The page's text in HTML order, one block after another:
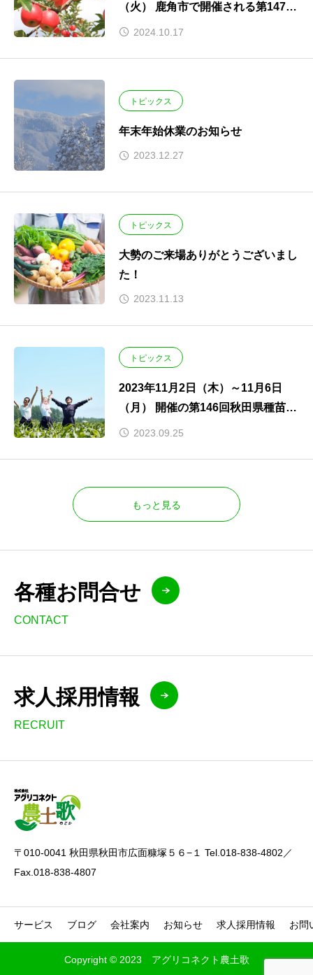
（火） 鹿角市で開催される第147回
秋田県種苗交換会に出展します！
2024.10.17
トピックス
年末年始休業のお知らせ
2023.12.27
トピックス
大勢のご来場ありがとうございまし
た！
2023.11.13
トピックス
2023年11月2日（木）～11月6日
（月） 開催の第146回秋田県種苗交
換会に出展します！
2023.09.25
もっと見る
各種お問合せ
CONTACT
求人採用情報
RECRUIT
〒010-0041 秋田県秋田市広面糠塚５６−１ Tel.018-838-4802／
Fax.018-838-4807
サービス ブログ 会社案内 お知らせ 求人採用情報 お問
Copyright © 2023 アグリコネクト農土歌